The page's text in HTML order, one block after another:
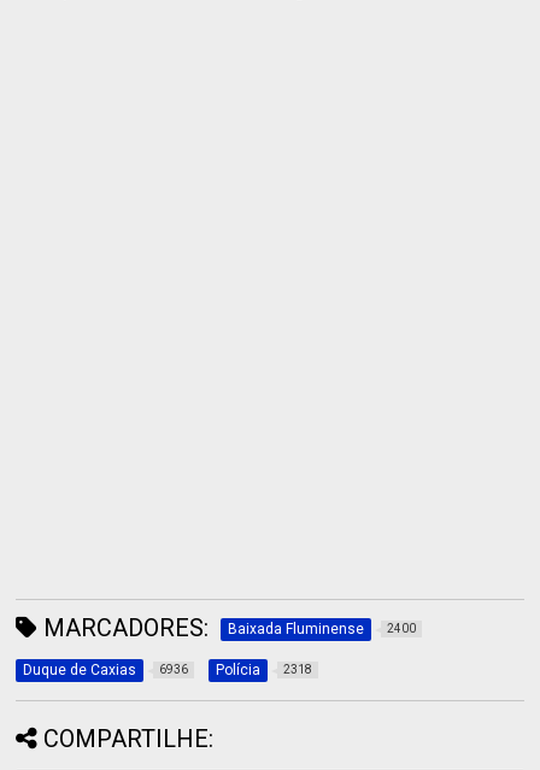
MARCADORES: Baixada Fluminense 2400
Duque de Caxias 6936 Polícia 2318
COMPARTILHE: